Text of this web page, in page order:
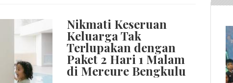
Nikmati Keseruan
Keluarga Tak
Terlupakan dengan
Paket 2 Hari 1 Malam
di Mercure Bengkulu